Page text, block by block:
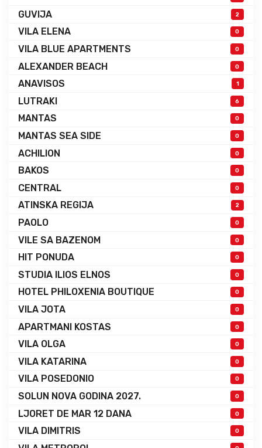
GUVIJA 2
VILA ELENA 0
VILA BLUE APARTMENTS 0
ALEXANDER BEACH 0
ANAVISOS 1
LUTRAKI 6
MANTAS 0
MANTAS SEA SIDE 0
ACHILION 0
BAKOS 0
CENTRAL 0
ATINSKA REGIJA 2
PAOLO 0
VILE SA BAZENOM 0
HIT PONUDA 0
STUDIA ILIOS ELNOS 0
HOTEL PHILOXENIA BOUTIQUE 0
VILA JOTA 0
APARTMANI KOSTAS 0
VILA OLGA 0
VILA KATARINA 0
VILA POSEDONIO 0
SOLUN NOVA GODINA 2027. 0
LJORET DE MAR 12 DANA 0
VILA DIMITRIS 0